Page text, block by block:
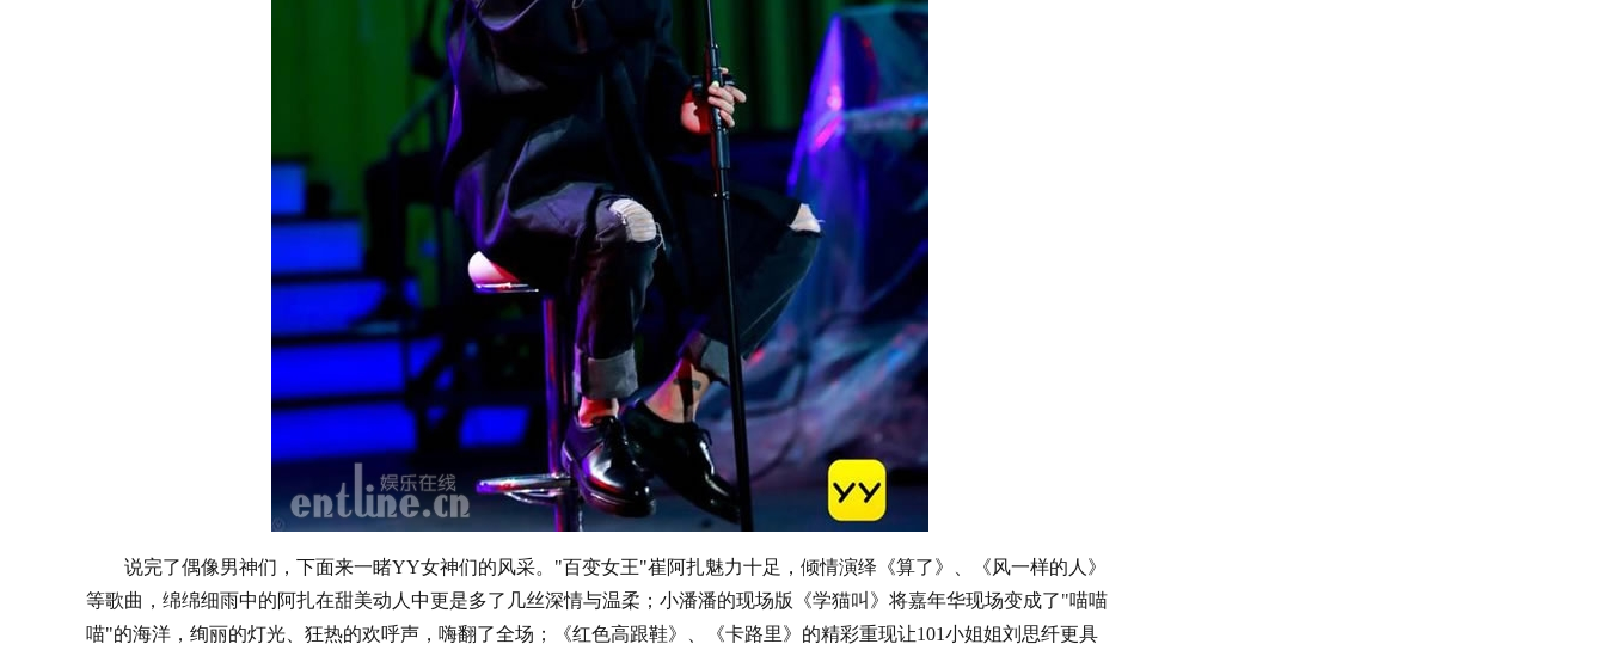
说完了偶像男神们，下面来一睹YY女神们的风采。"百变女王"崔阿扎魅力十足，倾情演绎《算了》、《风一样的人》
等歌曲，绵绵细雨中的阿扎在甜美动人中更是多了几丝深情与温柔；小潘潘的现场版《学猫叫》将嘉年华现场变成了"喵喵
喵"的海洋，绚丽的灯光、狂热的欢呼声，嗨翻了全场；《红色高跟鞋》、《卡路里》的精彩重现让101小姐姐刘思纤更具